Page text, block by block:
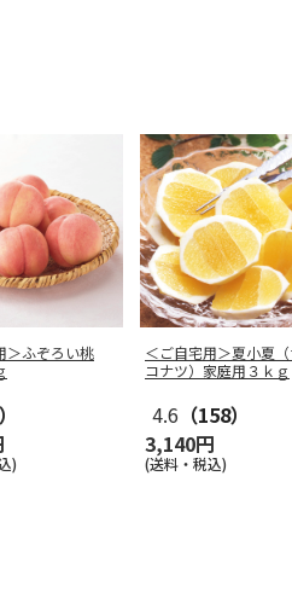
＞ふぞろい桃
)
＜ご自宅用＞夏小夏
コナツ）家庭用３ｋｇ
4.6 （158）
3,140円
(送料・税込)